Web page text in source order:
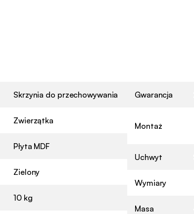
Skrzynia do przechowywania
Zwierzątka
Płyta MDF
Zielony
10 kg
Gwarancja
Montaż
Uchwyt
Wymiary
Masa